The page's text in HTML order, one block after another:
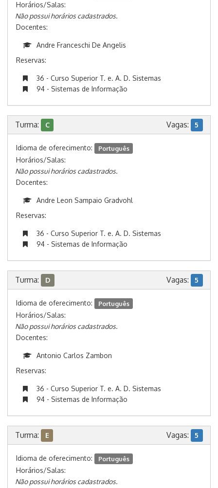
Horários/Salas:
Não possui horários cadastrados.
Docentes:
Andre Franceschi De Angelis
Reservas:
36 - Curso Superior T. e. A. D. Sistemas
94 - Sistemas de Informação
Turma: C Vagas: 5
Idioma de oferecimento: Português
Horários/Salas:
Não possui horários cadastrados.
Docentes:
Andre Leon Sampaio Gradvohl
Reservas:
36 - Curso Superior T. e. A. D. Sistemas
94 - Sistemas de Informação
Turma: D Vagas: 5
Idioma de oferecimento: Português
Horários/Salas:
Não possui horários cadastrados.
Docentes:
Antonio Carlos Zambon
Reservas:
36 - Curso Superior T. e. A. D. Sistemas
94 - Sistemas de Informação
Turma: E Vagas: 5
Idioma de oferecimento: Português
Horários/Salas:
Não possui horários cadastrados.